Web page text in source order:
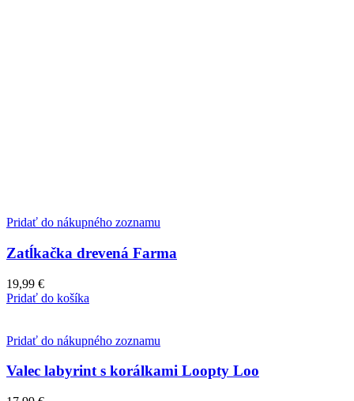
Pridať do nákupného zoznamu
Zatĺkačka drevená Farma
19,99 €
Pridať do košíka
Pridať do nákupného zoznamu
Valec labyrint s korálkami Loopty Loo